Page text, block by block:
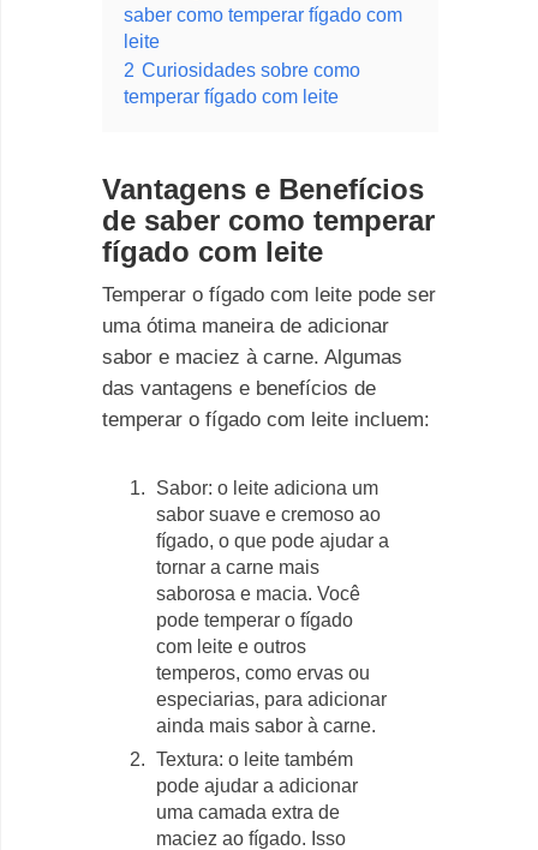
saber como temperar fígado com
leite
2 Curiosidades sobre como
temperar fígado com leite
Vantagens e Benefícios
de saber como temperar
fígado com leite
Temperar o fígado com leite pode ser
uma ótima maneira de adicionar
sabor e maciez à carne. Algumas
das vantagens e benefícios de
temperar o fígado com leite incluem:
Sabor: o leite adiciona um
sabor suave e cremoso ao
fígado, o que pode ajudar a
tornar a carne mais
saborosa e macia. Você
pode temperar o fígado
com leite e outros
temperos, como ervas ou
especiarias, para adicionar
ainda mais sabor à carne.
Textura: o leite também
pode ajudar a adicionar
uma camada extra de
maciez ao fígado. Isso